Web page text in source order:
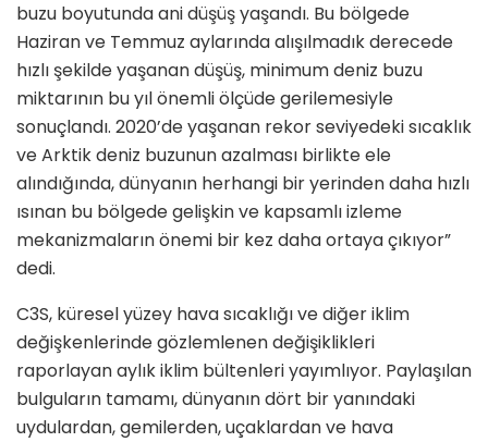
buzu boyutunda ani düşüş yaşandı. Bu bölgede
Haziran ve Temmuz aylarında alışılmadık derecede
hızlı şekilde yaşanan düşüş, minimum deniz buzu
miktarının bu yıl önemli ölçüde gerilemesiyle
sonuçlandı. 2020’de yaşanan rekor seviyedeki sıcaklık
ve Arktik deniz buzunun azalması birlikte ele
alındığında, dünyanın herhangi bir yerinden daha hızlı
ısınan bu bölgede gelişkin ve kapsamlı izleme
mekanizmaların önemi bir kez daha ortaya çıkıyor”
dedi.
C3S, küresel yüzey hava sıcaklığı ve diğer iklim
değişkenlerinde gözlemlenen değişiklikleri
raporlayan aylık iklim bültenleri yayımlıyor. Paylaşılan
bulguların tamamı, dünyanın dört bir yanındaki
uydulardan, gemilerden, uçaklardan ve hava